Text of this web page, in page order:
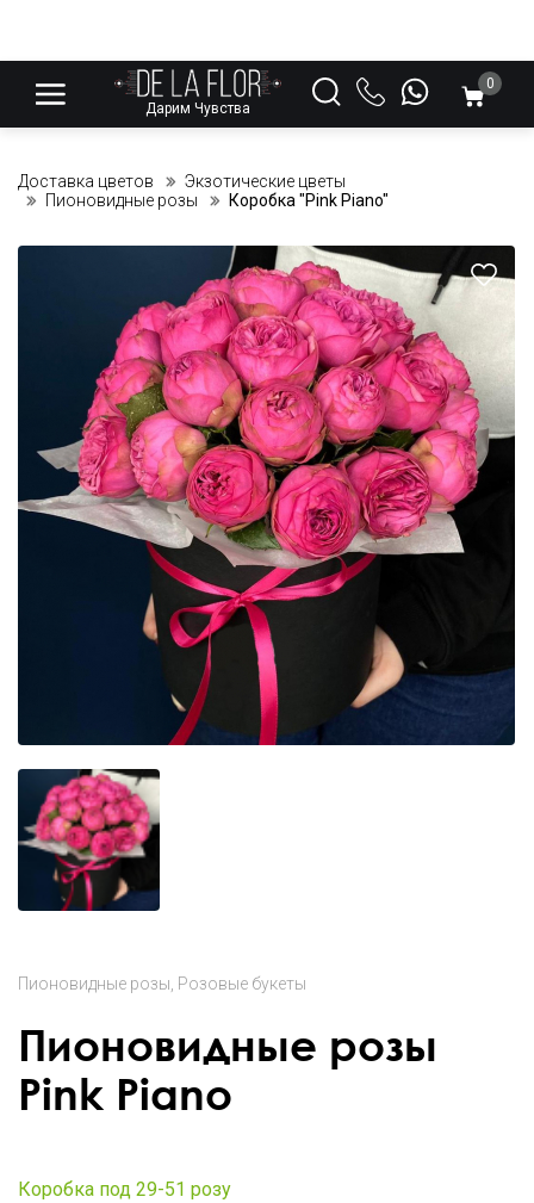
Дарим Чувства
0
Доставка цветов
Экзотические цветы
Пионовидные розы
Коробка "Pink Piano"
Пионовидные розы Розовые букеты
Пионовидные розы
Pink Piano
Коробка под 29-51 розу